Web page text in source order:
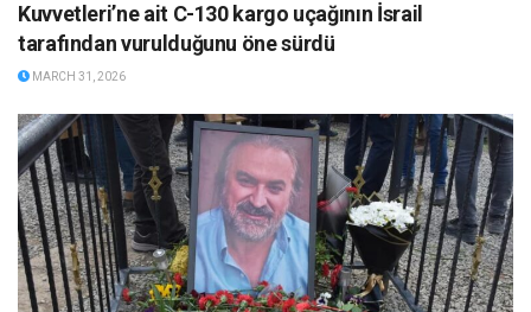
Kuvvetleri’ne ait C-130 kargo uçağının İsrail
tarafından vurulduğunu öne sürdü
MARCH 31, 2026